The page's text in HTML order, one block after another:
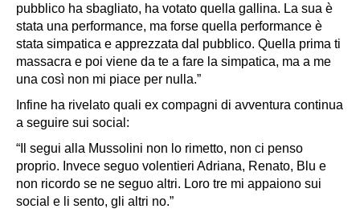
pubblico ha sbagliato, ha votato quella gallina. La sua è
stata una performance, ma forse quella performance è
stata simpatica e apprezzata dal pubblico. Quella prima ti
massacra e poi viene da te a fare la simpatica, ma a me
una così non mi piace per nulla.”
Infine ha rivelato quali ex compagni di avventura continua
a seguire sui social:
“Il segui alla Mussolini non lo rimetto, non ci penso
proprio. Invece seguo volentieri Adriana, Renato, Blu e
non ricordo se ne seguo altri. Loro tre mi appaiono sui
social e li sento, gli altri no.”